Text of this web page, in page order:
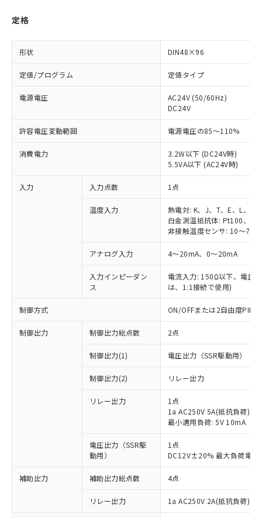
定格
形状 DIN48×96
定値/プログラム 定値タイプ
電源電圧
AC24V (50/60Hz)
DC24V
許容電圧変動範囲 電源電圧の85～110%
消費電力
3.2W以下 (DC24V時)
5.5VA以下 (AC24V時)
入力 入力点数 1点
温度入力
熱電対: K、J、T、E、L、U
白金測温抵抗体: Pt100、
非接触温度センサ: 10～
アナログ入力 4～20mA、0～20mA
入力インピーダン
ス
電流入力: 150Ω以下、電圧
は、1:1接続で使用)
制御方式 ON/OFFまたは2自由度PID
制御出力 制御出力総点数 2点
制御出力(1) 電圧出力（SSR駆動用）
制御出力(2) リレー出力
リレー出力
1点
1a AC250V 5A(抵抗負荷)
最小適用負荷: 5V 10mA
電圧出力（SSR駆
動用）
1点
DC12V±20% 最大負荷電流
補助出力 補助出力総点数 4点
リレー出力 1a AC250V 2A(抵抗負荷)